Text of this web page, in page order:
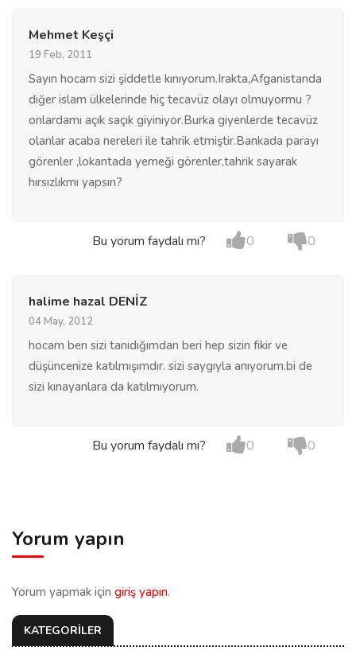
Mehmet Keşçi
19 Feb, 2011
Sayın hocam sizi şiddetle kınıyorum.Irakta,Afganistanda
diğer islam ülkelerinde hiç tecavüz olayı olmuyormu ?
onlardamı açık saçık giyiniyor.Burka giyenlerde tecavüz
olanlar acaba nereleri ile tahrik etmiştir.Bankada parayı
görenler ,lokantada yemeği görenler,tahrik sayarak
hırsızlıkmı yapsın?
Bu yorum faydalı mı? 0 0
halime hazal DENİZ
04 May, 2012
hocam ben sizi tanıdığımdan beri hep sizin fikir ve
düşüncenize katılmışımdır. sizi saygıyla anıyorum.bi de
sizi kınayanlara da katılmıyorum.
Bu yorum faydalı mı? 0 0
Yorum yapın
Yorum yapmak için giriş yapın.
KATEGORİLER